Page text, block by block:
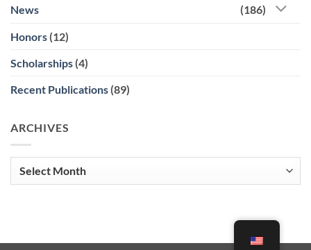
News (186)
Honors (12)
Scholarships (4)
Recent Publications (89)
ARCHIVES